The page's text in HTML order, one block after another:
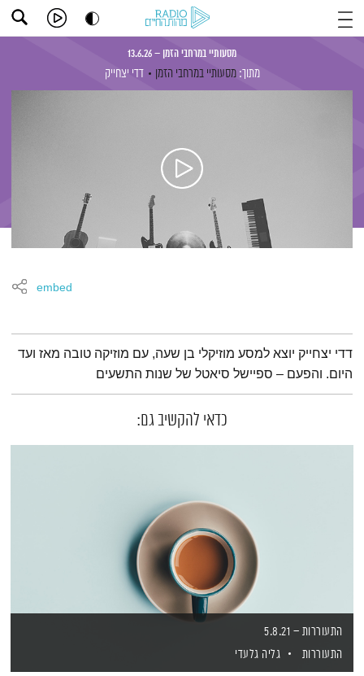
מסעותיי במרחבי הזמן – 13.6.26
מתוך: מסעותיי במרחבי הזמן דדי יצחייק
embed
תמצית הפודקאסט
דדי יצחייק יוצא למסע מוזיקלי בן שעה, עם מוזיקה טובה מאז ועד
היום. והפעם – ספיישל סיאטל של שנות התשעים
כדאי להקשיב גם:
התעוררות – 5.8.21
התעוררות
גליה גלעדי